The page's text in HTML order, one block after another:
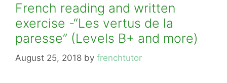
French reading and written
exercise -“Les vertus de la
paresse” (Levels B+ and more)
August 25, 2018 by frenchtutor